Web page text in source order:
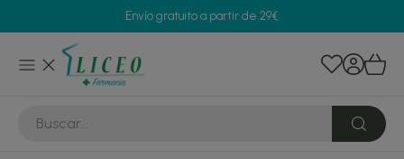
Envío gratuito a partir de 29€